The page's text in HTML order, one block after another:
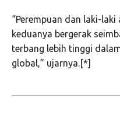
“Perempuan dan laki-
keduanya bergerak
terbang lebih tinggi
global,” ujarnya.[*]